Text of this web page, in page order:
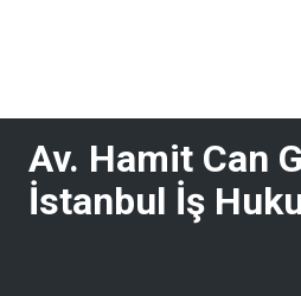
Av. Hamit Can
İstanbul İş